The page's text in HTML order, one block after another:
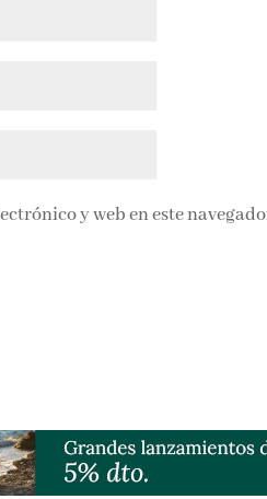
y web en este